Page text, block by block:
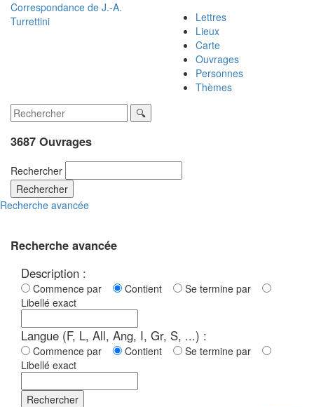
Correspondance de J.-A.
Turrettini
Lettres
Lieux
Carte
Ouvrages
Personnes
Thèmes
3687 Ouvrages
Rechercher
Rechercher
Recherche avancée
Recherche avancée
Description :
Commence par Contient
Se termine par
Libellé exact
Langue (F, L, All, Ang, I, Gr, S, ...) :
Commence par Contient
Se termine par
Libellé exact
Rechercher